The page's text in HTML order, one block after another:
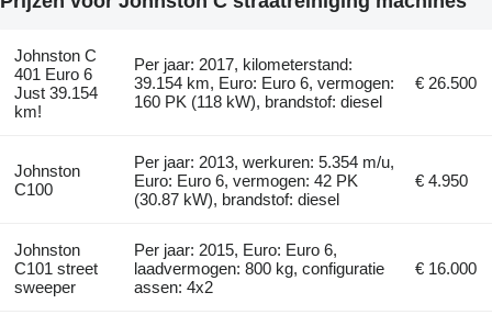
Johnston C
401 Euro 6
Just 39.154
km!
Per jaar: 2017, kilometerstand:
39.154 km, Euro: Euro 6, vermogen:
160 PK (118 kW), brandstof: diesel
€ 26.500
Johnston
C100
Per jaar: 2013, werkuren: 5.354 m/u,
Euro: Euro 6, vermogen: 42 PK
(30.87 kW), brandstof: diesel
€ 4.950
Johnston
C101 street
sweeper
Per jaar: 2015, Euro: Euro 6,
laadvermogen: 800 kg, configuratie
assen: 4x2
€ 16.000